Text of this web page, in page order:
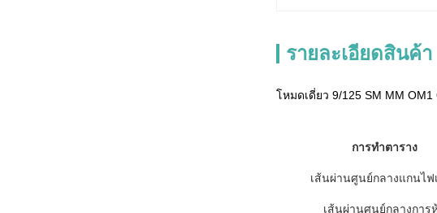
รายละเอียดสินค้า
โหมดเดี่ยว 9/125 SM MM
การทำตาราง
เส้นผ่านศูนย์กลางแกนไฟ
เส้นผ่านศูนย์กลางการ